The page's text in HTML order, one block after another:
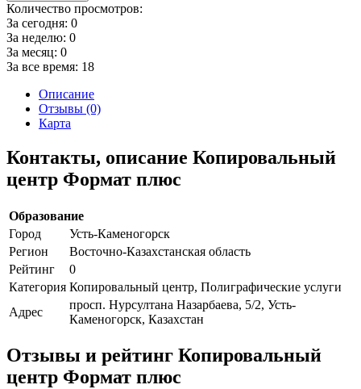
Количество просмотров:
За сегодня: 0
За неделю: 0
За месяц: 0
За все время: 18
Описание
Отзывы (0)
Карта
Контакты, описание Копировальный
центр Формат плюс
Образование
Город
Усть-Каменогорск
Регион
Восточно-Казахстанская область
Рейтинг
0
Категория Копировальный центр, Полиграфические услуги
Адрес
просп. Нурсултана Назарбаева, 5/2, Усть-
Каменогорск, Казахстан
Отзывы и рейтинг Копировальный
центр Формат плюс